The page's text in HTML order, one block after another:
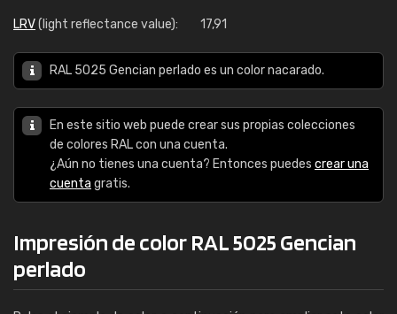
LRV(light reflectance value): 17,91
RAL 5025 Gencian perlado es un color nacarado.
En este sitio web puede crear sus propias colecciones
de colores RAL con una cuenta.
¿Aún no tienes una cuenta? Entonces puedes crear una
cuenta gratis.
Impresión de color RAL 5025 Gencian
perlado